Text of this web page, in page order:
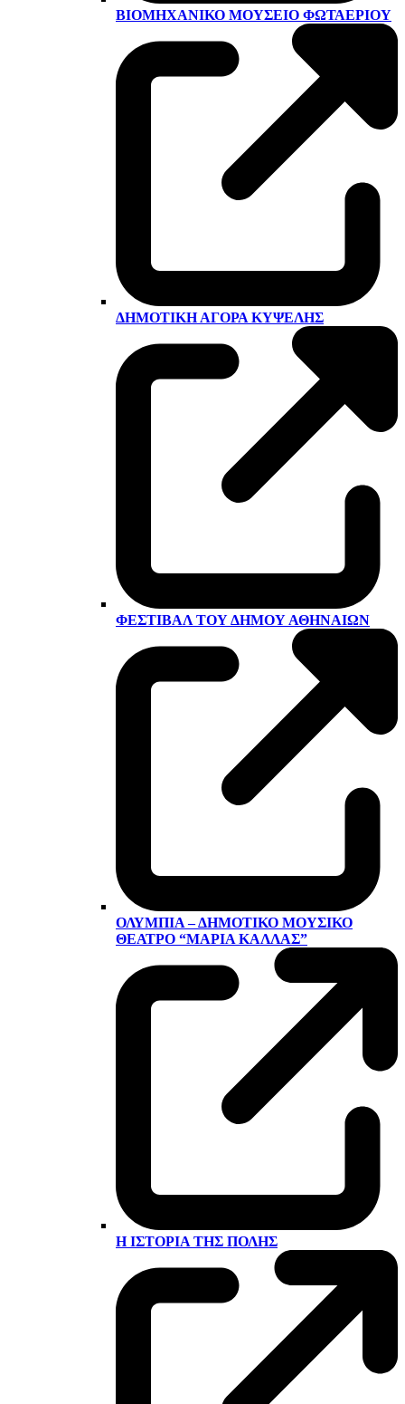
ΒΙΟΜΗΧΑΝΙΚΌ ΜΟΥΣΕΊΟ ΦΩΤΑΕΡΊΟΥ
ΔΗΜΟΤΙΚΉ ΑΓΟΡΆ ΚΥΨΈΛΗΣ
ΦΕΣΤΙΒΆΛ ΤΟΥ ΔΉΜΟΥ ΑΘΗΝΑΊΩΝ
ΟΛΎΜΠΙΑ – ΔΗΜΟΤΙΚΌ ΜΟΥΣΙΚΌ
ΘΈΑΤΡΟ “ΜΑΡΊΑ ΚΆΛΛΑΣ”
Η ΙΣΤΟΡΊΑ ΤΗΣ ΠΌΛΗΣ